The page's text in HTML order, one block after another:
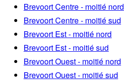
Brevoort Centre - moitié nord
Brevoort Centre - moitié sud
Brevoort Est - moitié nord
Brevoort Est - moitié sud
Brevoort Ouest - moitié nord
Brevoort Ouest - moitié sud